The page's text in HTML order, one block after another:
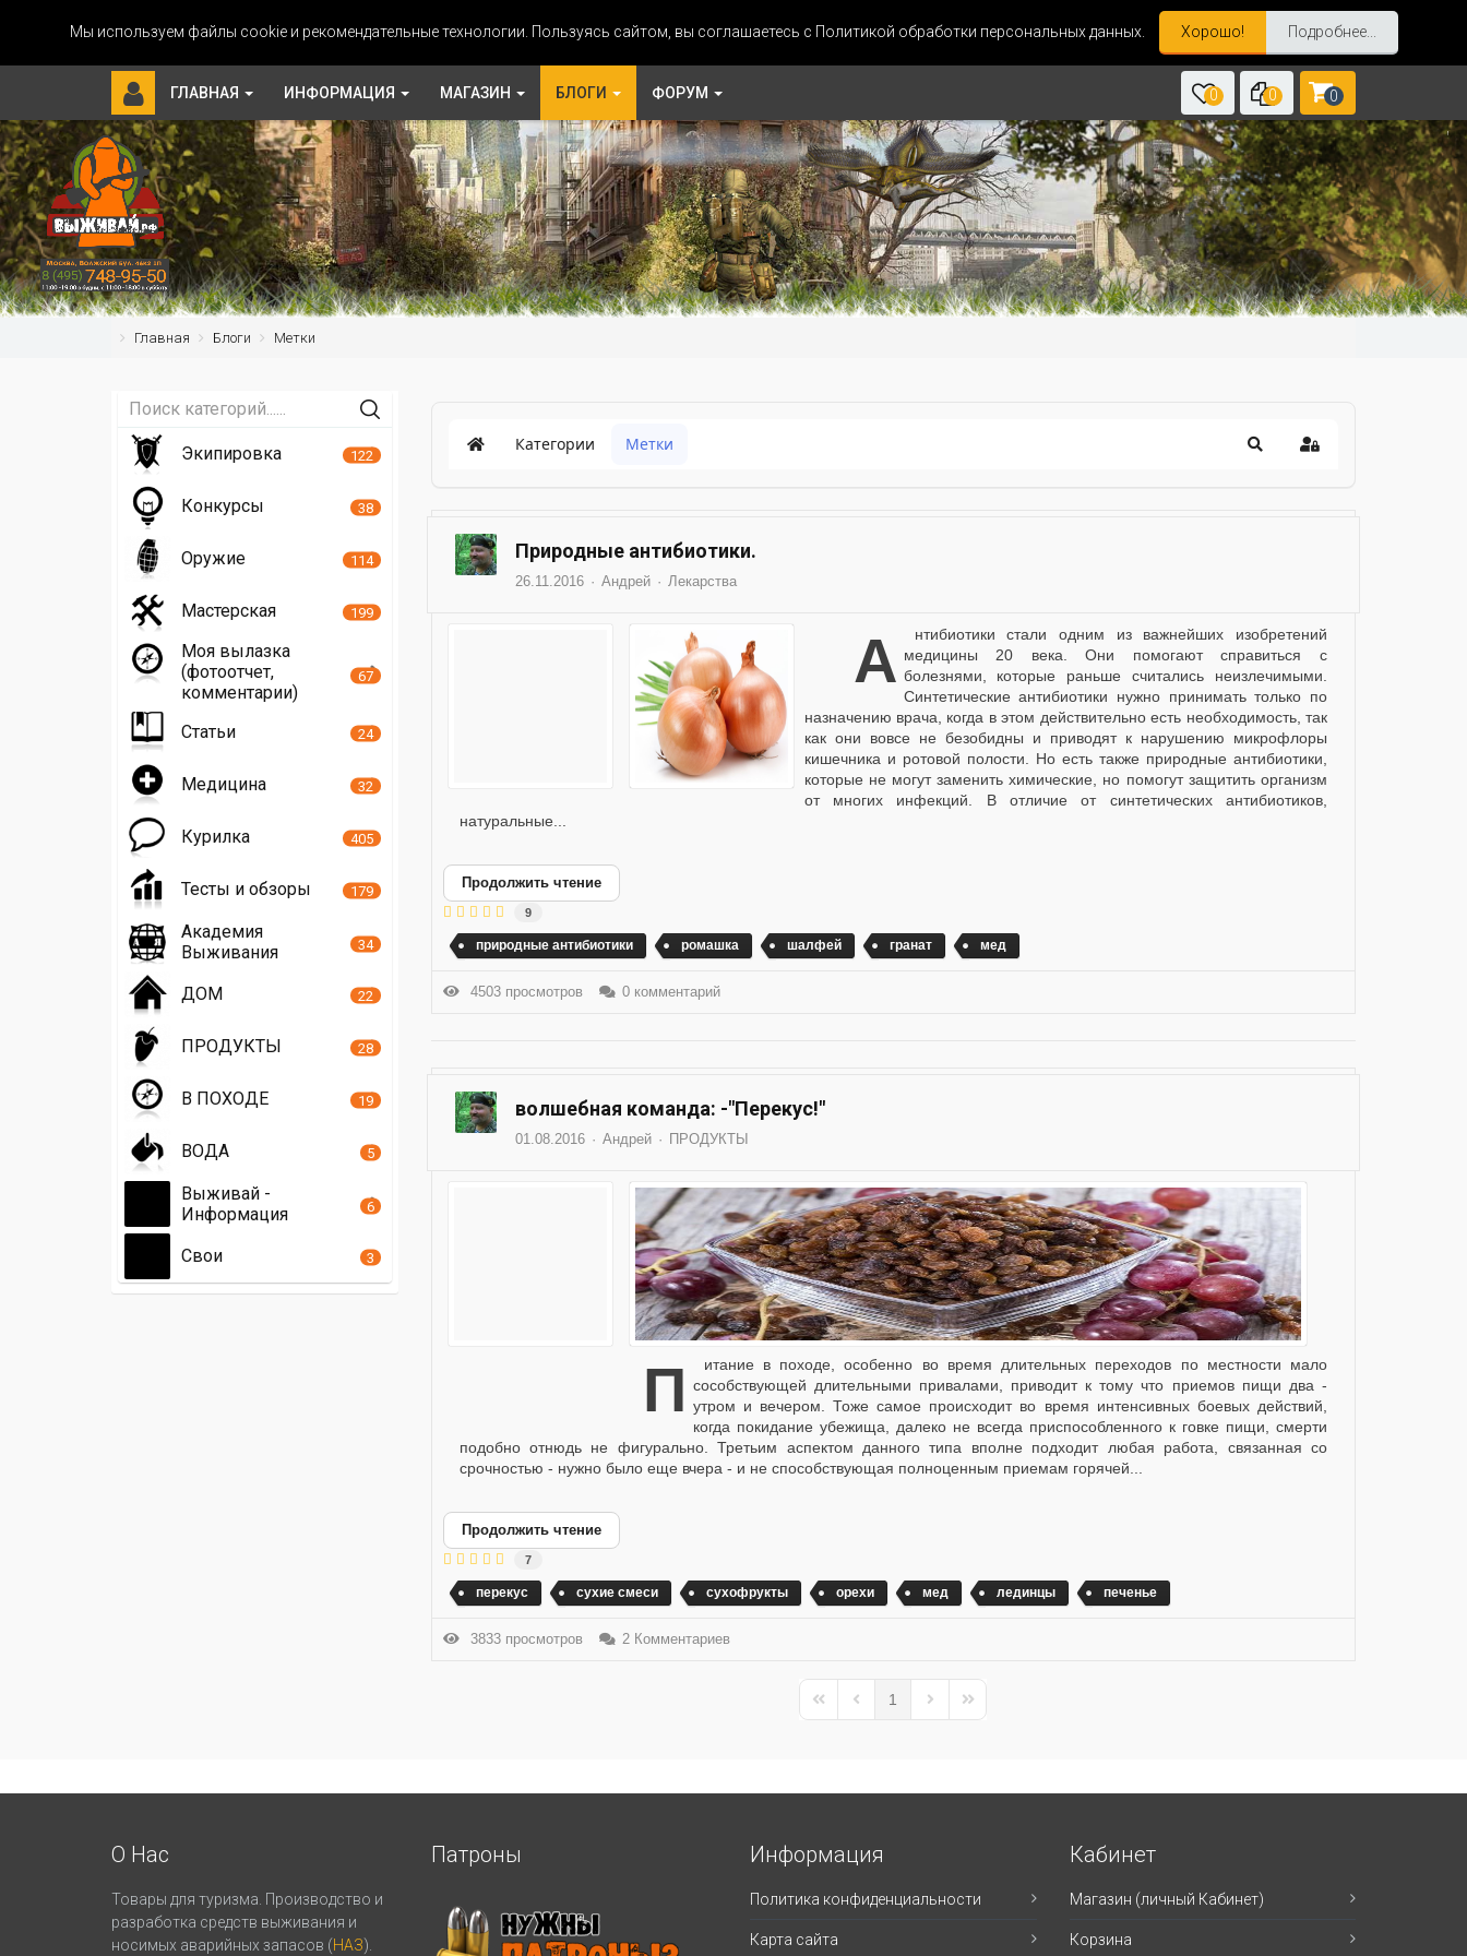
Мы используем файлы cookie и рекомендательные технологии. Пользуясь сайтом, вы соглашаетесь с Политикой обработки персональных данных. Хорошо! Подробнее...
ГЛАВНАЯ ИНФОРМАЦИЯ МАГАЗИН БЛОГИ ФОРУМ 0 0 0
Главная Блоги Метки
Категории Метки
Природные антибиотики.
26.11.2016 Андрей Лекарства
Антибиотики стали одним из важнейших изобретений медицины 20 века. Они помогают справиться с
болезнями, которые раньше считались неизлечимыми.
Синтетические антибиотики нужно принимать только по
назначению врача, когда в этом действительно есть необходимость, так
как они вовсе не безобидны и приводят к нарушению микрофлоры
кишечника и ротовой полости. Но есть также природные антибиотики,
которые не могут заменить химические, но помогут защитить организм
от многих инфекций. В отличие от синтетических антибиотиков,
натуральные...
Продолжить чтение
9
природные антибиотики ромашка шалфей гранат мед
4503 просмотров 0 комментарий
волшебная команда: -"Перекус!"
01.08.2016 Андрей ПРОДУКТЫ
Питание в походе, особенно во время длительных переходов по местности мало сособствующей длительными привалами, приводит к тому что приемов пищи два -
утром и вечером. Тоже самое происходит во время интенсивных боевых действий,
когда покидание убежища, далеко не всегда приспособленного к говке пищи, смерти
подобно отнюдь не фигурально. Третьим аспектом данного типа вполне подходит любая работа, связанная со
срочностью - нужно было еще вчера - и не способствующая полноценным приемам горячей...
Продолжить чтение
7
перекус сухие смеси сухофрукты орехи мед лединцы печенье
3833 просмотров 2 Комментариев
First PagePrevious Page
1
Next PageLast Page
Экипировка 122
Конкурсы 38
Оружие 114
Мастерская 199
Моя вылазка
(фотоотчет,
комментарии)
67
Статьи 24
Медицина 32
Курилка 405
Тесты и обзоры 179
Академия
Выживания
34
ДОМ 22
ПРОДУКТЫ 28
В ПОХОДЕ 19
ВОДА 5
Выживай -
Информация
6
Свои 3
О Нас
Товары для туризма. Производство и
разработка средств выживания и
носимых аварийных запасов (НАЗ).
Патроны Информация
Политика конфиденциальности
Карта сайта
Кабинет
Магазин (личный Кабинет)
Корзина